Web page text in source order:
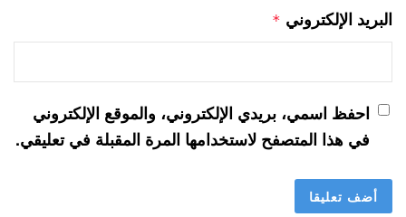
البريد الإلكتروني *
احفظ اسمي، بريدي الإلكتروني، والموقع الإلكتروني
في هذا المتصفح لاستخدامها المرة المقبلة في تعليقي.